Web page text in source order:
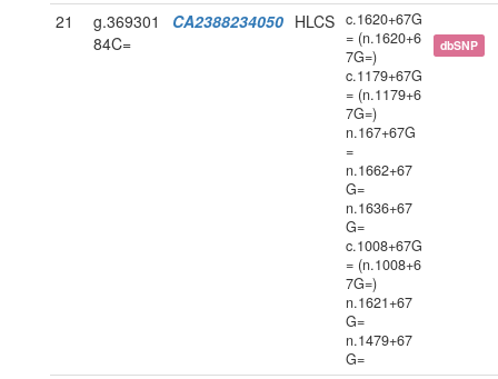
21
g.369301
84C=
CA2388234050 HLCS c.1620+67G
= (n.1620+6
7G=)
c.1179+67G
= (n.1179+6
7G=)
n.167+67G
=
n.1662+67
G=
n.1636+67
G=
c.1008+67G
= (n.1008+6
7G=)
n.1621+67
G=
n.1479+67
G=
dbSNP